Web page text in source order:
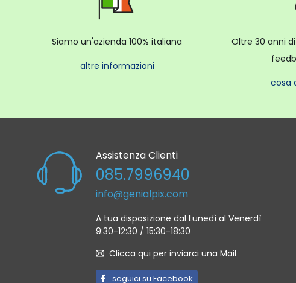
Siamo un'azienda 100% italiana
altre informazioni
Oltre 30 anni
cosa
Assistenza Clienti
085.7996940
info@genialpix.com
A tua disposizione dal Lunedì al Venerdì
9:30-12:30 / 15:30-18:30
Clicca qui per inviarci una Mail
seguici su Facebook